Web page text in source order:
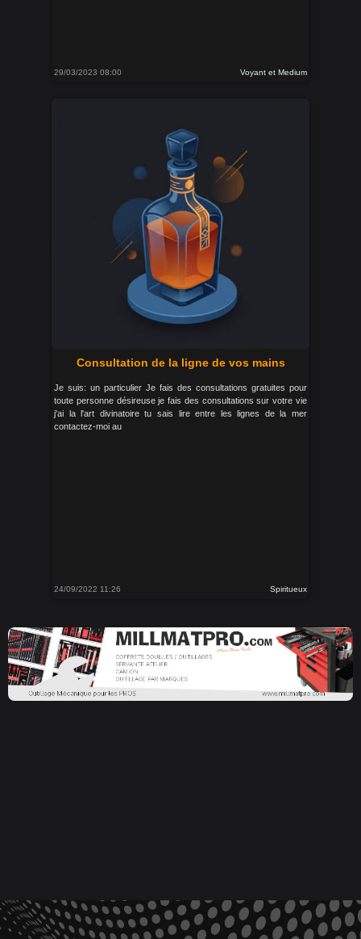
29/03/2023 08:00 Voyant et Medium
Consultation de la ligne de vos mains
Je suis: un particulier Je fais des consultations gratuites pour
toute personne désireuse je fais des consultations sur votre vie
j'ai la l'art divinatoire tu sais lire entre les lignes de la mer
contactez-moi au
24/09/2022 11:26 Spiritueux